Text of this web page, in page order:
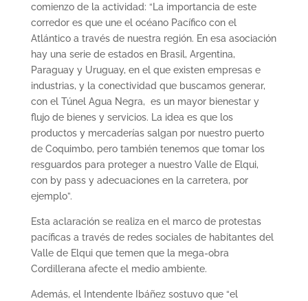
comienzo de la actividad: “La importancia de este
corredor es que une el océano Pacífico con el
Atlántico a través de nuestra región. En esa asociación
hay una serie de estados en Brasil, Argentina,
Paraguay y Uruguay, en el que existen empresas e
industrias, y la conectividad que buscamos generar,
con el Túnel Agua Negra, es un mayor bienestar y
flujo de bienes y servicios. La idea es que los
productos y mercaderías salgan por nuestro puerto
de Coquimbo, pero también tenemos que tomar los
resguardos para proteger a nuestro Valle de Elqui,
con by pass y adecuaciones en la carretera, por
ejemplo”.
Esta aclaración se realiza en el marco de protestas
pacíficas a través de redes sociales de habitantes del
Valle de Elqui que temen que la mega-obra
Cordillerana afecte el medio ambiente.
Además, el Intendente Ibáñez sostuvo que “el